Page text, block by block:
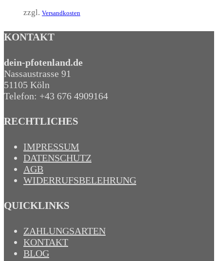
zzgl. Versandkosten
KONTAKT
dein-pfotenland.de
Nassaustrasse 91
51105 Köln
Telefon: +43 676 4909164‬
RECHTLICHES
IMPRESSUM
DATENSCHUTZ
AGB
WIDERRUFSBELEHRUNG
QUICKLINKS
ZAHLUNGSARTEN
KONTAKT
BLOG